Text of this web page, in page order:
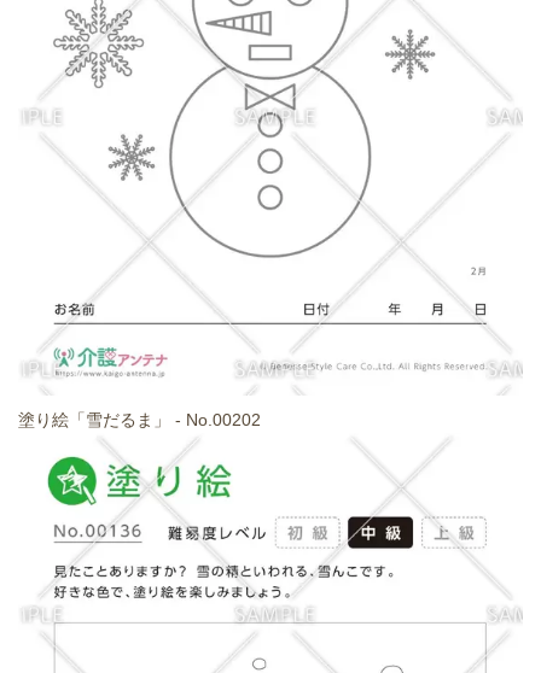
塗り絵「雪だるま」 - No.00202